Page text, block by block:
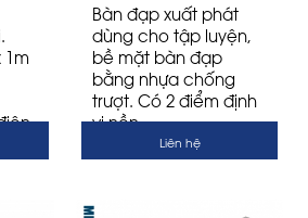
1m
Bàn đạp xuất phát
dùng cho tập luyện,
bề mặt bàn đạp
bằng nhựa chống
trượt. Có 2 điểm định
vị nền
Liên hệ